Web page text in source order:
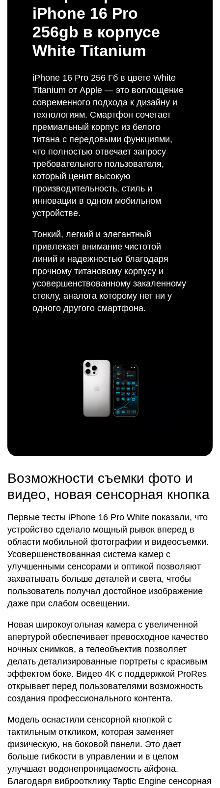
iPhone 16 Pro
256gb в корпусе
White Titanium
iPhone 16 Pro 256 Гб в цвете White
Titanium от Apple — это воплощение
современного подхода к дизайну и
технологиям. Смартфон сочетает
премиальный корпус из белого
титана с передовыми функциями,
что полностью отвечает запросу
требовательного пользователя,
который ценит высокую
производительность, стиль и
инновации в одном мобильном
устройстве.
Тонкий, легкий и элегантный
привлекает внимание чистотой
линий и надежностью благодаря
прочному титановому корпусу и
усовершенствованному закаленному
стеклу, аналога которому нет ни у
одного другого смартфона.
Возможности съемки фото и
видео, новая сенсорная кнопка
Первые тесты iPhone 16 Pro White показали, что
устройство сделало мощный рывок вперед в
области мобильной фотографии и видеосъемки.
Усовершенствованная система камер с
улучшенными сенсорами и оптикой позволяют
захватывать больше деталей и света, чтобы
пользователь получал достойное изображение
даже при слабом освещении.
Новая широкоугольная камера с увеличенной
апертурой обеспечивает превосходное качество
ночных снимков, а телеобъектив позволяет
делать детализированные портреты с красивым
эффектом боке. Видео 4K с поддержкой ProRes
открывает перед пользователями возможность
создания профессионального контента.
Модель оснастили сенсорной кнопкой с
тактильным откликом, которая заменяет
физическую, на боковой панели. Это дает
больше гибкости в управлении и в целом
улучшает водонепроницаемость айфона.
Благодаря виброотклику Taptic Engine сенсорная